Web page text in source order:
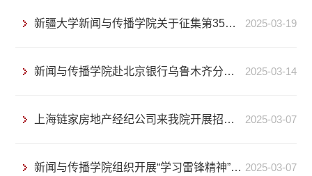
新疆大学新闻与传播学院关于征集第35届中国新闻奖参评作品的公告 2025-03-19
新闻与传播学院赴北京银行乌鲁木齐分行开展“宏志助航 兴疆有我”访企拓岗专项行动 2025-03-14
上海链家房地产经纪公司来我院开展招聘宣讲会 2025-03-07
新闻与传播学院组织开展“学习雷锋精神”专题学习活动 2025-03-07